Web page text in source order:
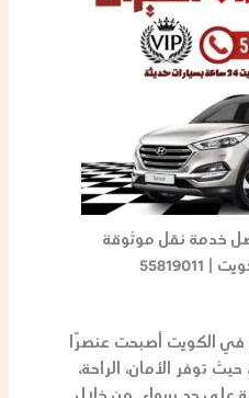
خدمة نقل موثوقة
في الكويت أصبحت عنصرًا
توفر الأمان، الراحة،